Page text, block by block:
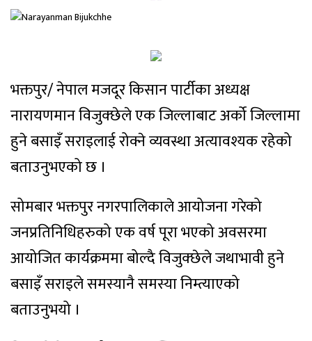
भक्तपुर/ नेपाल मजदूर किसान पार्टीका अध्यक्ष
नारायणमान विजुक्छेले एक जिल्लाबाट अर्को जिल्लामा
हुने बसाइँ सराइलाई रोक्ने व्यवस्था अत्यावश्यक रहेको
बताउनुभएको छ ।
सोमबार भक्तपुर नगरपालिकाले आयोजना गरेको
जनप्रतिनिधिहरुको एक वर्ष पूरा भएको अवसरमा
आयोजित कार्यक्रममा बोल्दै विजुक्छेले जथाभावी हुने
बसाइँ सराइले समस्यानै समस्या निम्त्याएको
बताउनुभयो ।